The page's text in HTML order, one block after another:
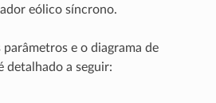
eólico síncrono.
e o diagrama de
detalhado a seguir: